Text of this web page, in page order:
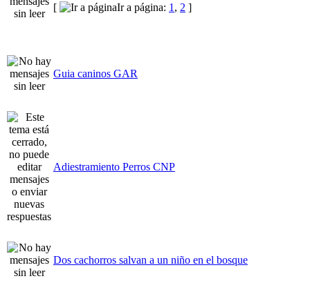
[
Ir a página: 1 , 2 ]
Guia caninos GAR
Adiestramiento Perros CNP
Dos cachorros salvan a un niño en el bosque